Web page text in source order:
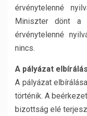
érvénytelenné
Miniszter dönt a
érvénytelenné
nincs.
A pályázat
A pályázat
történik. A
bizottság elé